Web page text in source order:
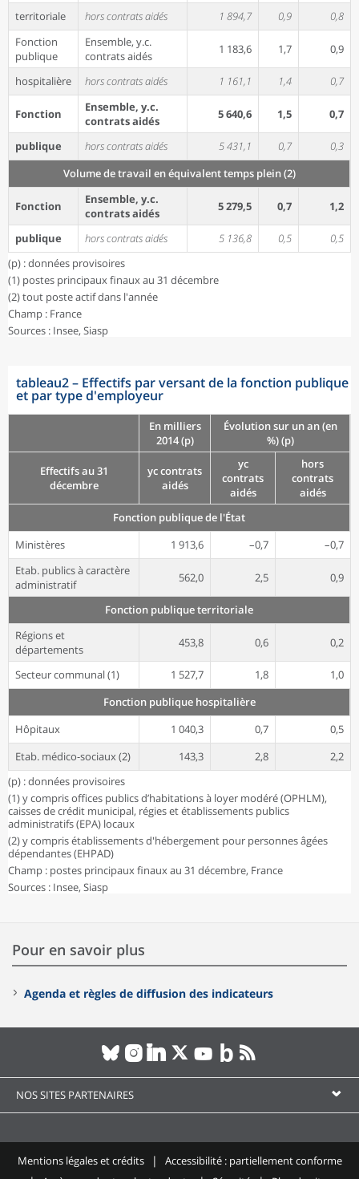
territoriale hors contrats aidés 1 894,7 0,9
0,8
Fonction
publique
Ensemble, y.c.
contrats aidés
1 183,6 1,7 0,9
hospitalière hors contrats aidés 1 161,1 1,4 0,7
Fonction
Ensemble, y.c.
contrats aidés
5 640,6 1,5 0,7
publique hors contrats aidés 5 431,1 0,7
0,3
Volume de travail en équivalent temps plein (2)
Fonction
Ensemble, y.c.
contrats aidés
5 279,5 0,7 1,2
publique hors contrats aidés 5 136,8 0,5
0,5
(p) : données provisoires
(1) postes principaux finaux au 31 décembre
(2) tout poste actif dans l'année
Champ : France
Sources : Insee, Siasp
tableau2– Effectifs par versant de la fonction publique
et par type d'employeur
En milliers
2014 (p)
Évolution sur un an (en
%) (p)
Effectifs au 31
décembre
yc contrats
aidés
yc
contrats
aidés
hors
contrats
aidés
Fonction publique de l'État
Ministères
1 913,6 –0,7
–0,7
Etab. publics à caractère
administratif
562,0 2,5 0,9
Fonction publique territoriale
Régions et
départements
453,8 0,6 0,2
Secteur communal (1) 1 527,7 1,8
1,0
Fonction publique hospitalière
Hôpitaux
1 040,3 0,7
0,5
Etab. médico-sociaux (2)
143,3 2,8
2,2
(p) : données provisoires
(1) y compris offices publics d’habitations à loyer modéré (OPHLM),
caisses de crédit municipal, régies et établissements publics
administratifs (EPA) locaux
(2) y compris établissements d'hébergement pour personnes âgées
dépendantes (EHPAD)
Champ : postes principaux finaux au 31 décembre, France
Sources : Insee, Siasp
Pour en savoir plus
Agenda et règles de diffusion des indicateurs
NOS SITES PARTENAIRES
Mentions légales et crédits
Accessibilité : partiellement conforme